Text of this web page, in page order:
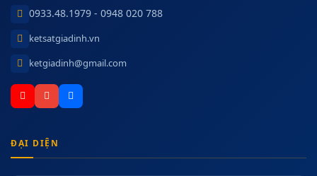
0933.48.1979 - 0948 020 788
ketsatgiadinh.vn
ketgiadinh@gmail.com
ĐẠI DIỆN